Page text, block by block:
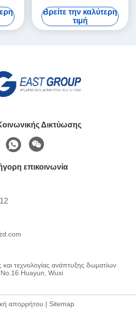
λειωμένων μετάλλων
πολυουρεθάνιου PUR καυτές
για τα έπιπλα
Βρείτε την καλύτερη
τιμή
Δικτύωσης
επικοινωνία
και τεχνολογίας ανάπτυξης δωματίων
Huayun, Wuxi
απορρήτου | Sitemap